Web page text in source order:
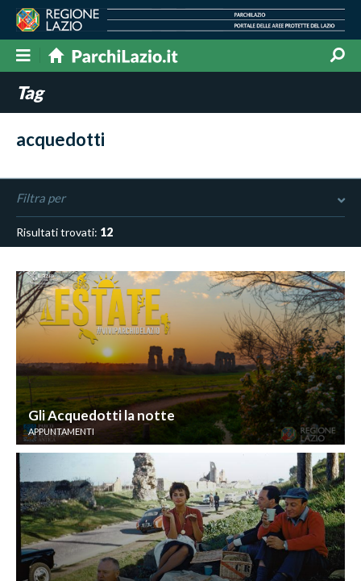
Tag
acquedotti
Filtra per
Risultati trovati: 12
Gli Acquedotti la notte
APPUNTAMENTI